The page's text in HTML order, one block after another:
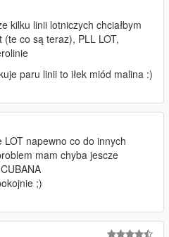
kilku linii lotniczych chciałbym
co są teraz), PLL LOT,
paru linii to iłek miód malina :)
LOT napewno co do innych
mam chyba jescze
;)